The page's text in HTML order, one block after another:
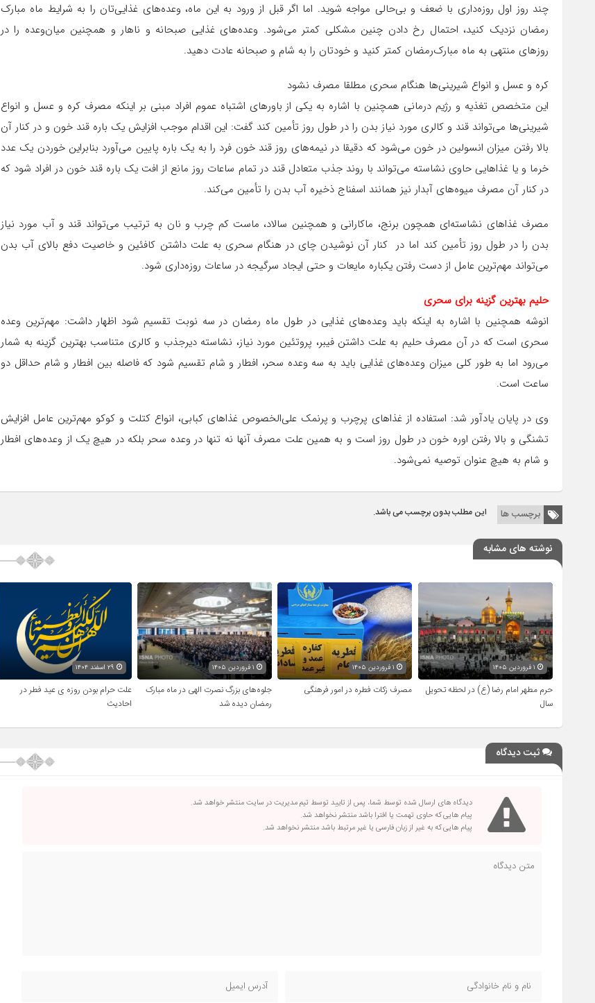
چند روز اول روزه‌داری با ضعف و بی‌حالی مواجه شوید. اما اگر قبل از ورود به این ‌ماه، وعده‌های غذایی‌تان را به شرایط ماه مبارک
رمضان نزدیک کنید، احتمال رخ دادن چنین مشکلی کمتر می‌شود. وعده‌های غذایی صبحانه و ناهار و همچنین میان‌وعده را در
روز‌های منتهی به‌ ماه مبارک‌رمضان کمتر کنید و خودتان را به شام و صبحانه عادت دهید.
کره و عسل و انواع شیرینی‌ها هنگام سحری مطلقا مصرف نشود
این متخصص تغذیه و رژیم درمانی همچنین با اشاره به یکی از باورهای اشتباه عموم افراد مبنی بر اینکه مصرف کره و عسل و انواع
شیرینی‌ها می‌تواند قند و کالری مورد نیاز بدن را در طول روز تأمین کند گفت: این اقدام موجب افزایش یک باره قند خون و در کنار آن
بالا رفتن میزان انسولین در خون می‌شود که دقیقا در نیمه‌های روز قند خون فرد را به یک باره پایین می‌آورد بنابراین خوردن یک عدد
خرما و یا غذاهایی حاوی نشاسته می‌تواند با روند جذب متعادل قند در تمام ساعات روز مانع از افت یک باره قند خون در افراد شود که
در کنار آن مصرف میوه‌های آبدار نیز همانند اسفناج ذخیره آب بدن را تأمین می‌کند.
مصرف غذاهای نشاسته‌ای همچون برنج، ماکارانی و همچنین سالاد، ماست کم چرب و نان به ترتیب می‌تواند قند و آب مورد نیاز
بدن را در طول روز تأمین کند اما در کنار آن نوشیدن چای در هنگام سحری به علت داشتن کافئین و خاصیت دفع بالای آب بدن
می‌تواند مهم‌‌ترین عامل از دست رفتن یکباره مایعات و حتی ایجاد سرگیجه در ساعات روزه‌داری شود.
حلیم بهترین گزینه برای سحری
انوشه همچنین با اشاره به اینکه باید وعده‌های غذایی در طول ماه رمضان در سه نوبت تقسیم شود اظهار داشت: مهم‌ترین وعده
سحری است که در آن مصرف حلیم به علت داشتن فیبر، پروتئین مورد نیاز، نشاسته دیرجذب و کالری متناسب بهترین گزینه به شمار
می‌رود اما به طور کلی میزان وعده‌های غذایی باید به سه وعده سحر، افطار و شام تقسیم شود که فاصله بین افطار و شام حداقل دو
ساعت است.
وی در پایان یادآور شد: استفاده از غذاهای پرچرب و پرنمک علی‌الخصوص غذاهای کبابی، انواع کتلت و کوکو مهم‌ترین عامل افزایش
تشنگی و بالا رفتن اوره خون در طول روز است و به همین علت مصرف آنها نه تنها در وعده سحر بلکه در هیچ یک از وعده‌های افطار
و شام به هیچ عنوان توصیه نمی‌شود.
برچسب ها این مطلب بدون برچسب می باشد.
نوشته های مشابه
حرم مطهر امام رضا (ع) در لحظه تحویل
سال
۱ فروردین ۱۴۰۵
مصرف زکات فطره در امور فرهنگی
جلوه‌های بزرگ نصرت الهی در ماه مبارک
رمضان دیده شد
علت حرام بودن روزه ی عید فطر در
احادیث
ثبت دیدگاه
دیدگاه های ارسال شده توسط شما، پس از تایید توسط تیم مدیریت در سایت منتشر خواهد شد.
پیام هایی که حاوی تهمت یا افترا باشد منتشر نخواهد شد.
پیام هایی که به غیر از زبان فارسی یا غیر مرتبط باشد منتشر نخواهد شد.